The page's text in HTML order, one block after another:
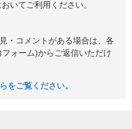
いてご利用ください。
・コメントがある場合は、各
ォーム)からご返信いただけ
をご覧ください。